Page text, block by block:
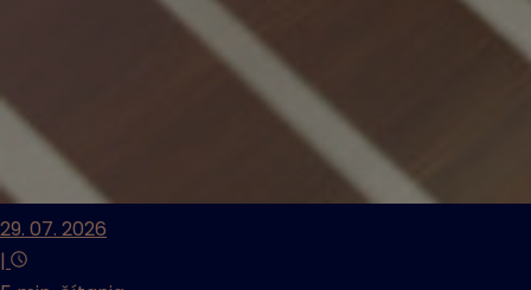
29. 07. 2026
|